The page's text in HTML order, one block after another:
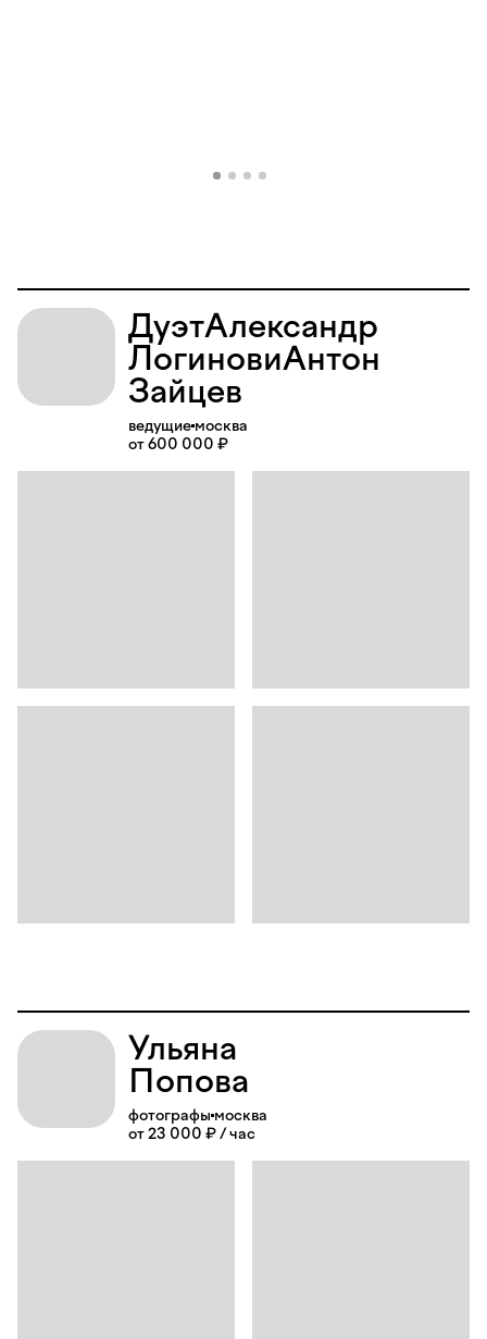
ДуэтАлександр
ЛогиновиАнтон
Зайцев
ведущие москва
от 600 000 ₽
Ульяна
Попова
фотографы москва
от 23 000 ₽ / час